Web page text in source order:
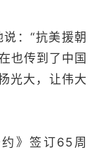
：“抗美援朝
也传到了中国
光大，让伟大
》签订65周